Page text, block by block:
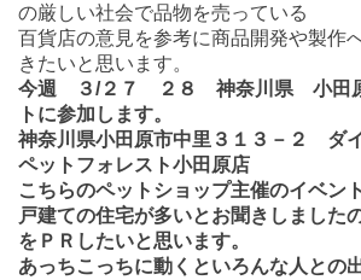
の厳しい社会で品物を売っている
百貨店の意見を参考に商品開発や製作
きたいと思います。
今週 ３/２７ ２８ 神奈川県 小田原
トに参加します。
神奈川県小田原市中里３１３－２ ダ
ペットフォレスト小田原店
こちらのペットショップ主催のイベン
戸建ての住宅が多いとお聞きしました
をＰＲしたいと思います。
あっちこっちに動くといろんな人との